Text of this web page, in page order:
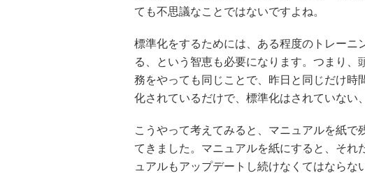
ても不思議なことではないですよね。
標準化をするためには、ある程度のトレーニ
る、という智恵も必要になります。つまり
務をやっても同じことで、昨日と同じだけ
化されているだけで、標準化はされていない
こうやって考えてみると、マニュアルを紙
てきました。マニュアルを紙にすると、それ
ュアルもアップデートし続けなくてはなら